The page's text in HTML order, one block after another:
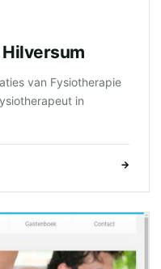
van Fysiotherapie
in
→